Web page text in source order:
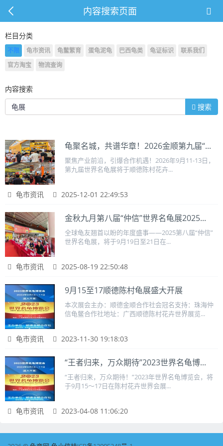
内容搜索页面
栏目分类
不限 龟市资讯 龟鳖繁育 蛋龟泥龟 巴西龟类 龟证标识
联系我们
官方淘宝
物流查询
内容搜索
搜索
龟聚名城，共谱华章！2026金顺第九届“...
聚焦产业前沿，引爆合作机遇！2026年9月11-13日，
第九届世界名龟展将于顺德陈村花卉...
龟市资讯 2025-12-01 22:49:53
金秋九月第八届“仲信”世界名龟展2025...
全球龟友翘首以盼的年度盛事——2025第八届“仲信”
世界名龟展，将于9月19日至21日在...
龟市资讯 2025-08-19 22:50:48
9月15至17顺德陈村龟展盛大开展
本次展会主办：顺德金顺合作社会冠名支持：珠海仲
信龟鳖合作社地址：广西顺德陈村花卉世界展览...
龟市资讯 2023-11-30 19:18:03
“王者归来，万众期待”2023世界名龟博...
“王者归来，万众期待！”2023年世界名龟博览会，将
于9月15～17日在陈村花卉世界会展...
龟市资讯 2023-04-08 11:06:20